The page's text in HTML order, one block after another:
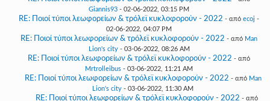
Giannis93 - 02-06-2022, 03:15 PM
RE: Ποιοί τύποι λεωφορείων & τρόλεϊ κυκλοφορούν - 2022 - από ecoj -
02-06-2022, 04:07 PM
RE: Ποιοί τύποι λεωφορείων & τρόλεϊ κυκλοφορούν - 2022 - από Man
Lion's city- 03-06-2022, 08:26 AM
RE: Ποιοί τύποι λεωφορείων & τρόλεϊ κυκλοφορούν - 2022 - από
Mrtrolleibus - 03-06-2022, 11:21 AM
RE: Ποιοί τύποι λεωφορείων & τρόλεϊ κυκλοφορούν - 2022 - από Man
Lion's city - 03-06-2022, 11:30 AM
RE: Ποιοί τύποι λεωφορείων & τρόλεϊ κυκλοφορούν - 2022 - από